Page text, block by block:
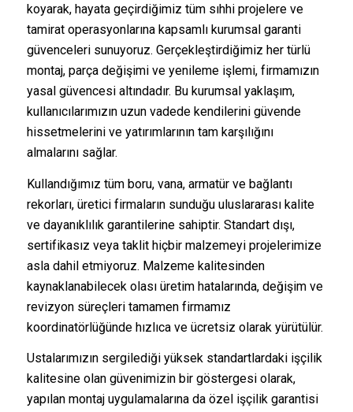
koyarak, hayata geçirdiğimiz tüm sıhhi projelere ve
tamirat operasyonlarına kapsamlı kurumsal garanti
güvenceleri sunuyoruz. Gerçekleştirdiğimiz her türlü
montaj, parça değişimi ve yenileme işlemi, firmamızın
yasal güvencesi altındadır. Bu kurumsal yaklaşım,
kullanıcılarımızın uzun vadede kendilerini güvende
hissetmelerini ve yatırımlarının tam karşılığını
almalarını sağlar.
Kullandığımız tüm boru, vana, armatür ve bağlantı
rekorları, üretici firmaların sunduğu uluslararası kalite
ve dayanıklılık garantilerine sahiptir. Standart dışı,
sertifikasız veya taklit hiçbir malzemeyi projelerimize
asla dahil etmiyoruz. Malzeme kalitesinden
kaynaklanabilecek olası üretim hatalarında, değişim ve
revizyon süreçleri tamamen firmamız
koordinatörlüğünde hızlıca ve ücretsiz olarak yürütülür.
Ustalarımızın sergilediği yüksek standartlardaki işçilik
kalitesine olan güvenimizin bir göstergesi olarak,
yapılan montaj uygulamalarına da özel işçilik garantisi